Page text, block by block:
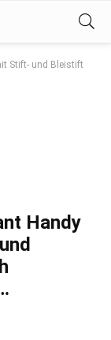
Stift- und Bleistift
Handy